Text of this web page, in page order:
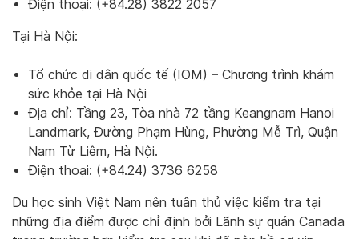
Điện thoại: (+84.28) 3822 2057
Tại Hà Nội:
Tổ chức di dân quốc tế (IOM) – Chương trình khám
sức khỏe tại Hà Nội
Địa chỉ: Tầng 23, Tòa nhà 72 tầng Keangnam Hanoi
Landmark, Đường Phạm Hùng, Phường Mễ Trì, Quận
Nam Từ Liêm, Hà Nội.
Điện thoại: (+84.24) 3736 6258
Du học sinh Việt Nam nên tuân thủ việc kiểm tra tại
những địa điểm được chỉ định bởi Lãnh sự quán Canada